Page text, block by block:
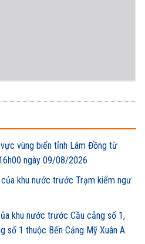
vùng biển tỉnh Lâm Đồng từ
ngày 09/08/2026
khu nước trước Trạm kiểm ngư
khu nước trước Cầu cảng số 1,
số 1 thuộc Bến Cảng Mỹ Xuân A.